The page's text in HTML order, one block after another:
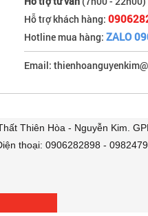
Hỗ trợ khách hàng:
Hotline mua hàng: ZALO
Email:
Thiên Hòa - Nguyễn Kim.
thoại: 0906282898 -